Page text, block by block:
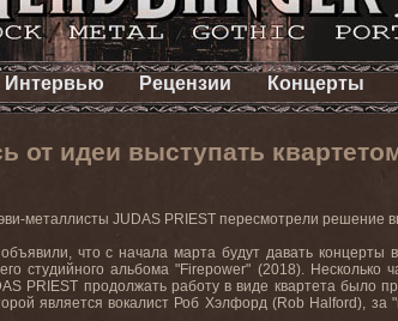
Интервью Рецензии Концерты
от идеи выступать
металлисты JUDAS PRIEST пересмотрели решение
объявили, что с начала марта будут давать концерты
студийного альбома "Firepower" (2018). Несколько
PRIEST продолжать работу в виде квартета было
является вокалист Роб Хэлфорд (Rob Halford),